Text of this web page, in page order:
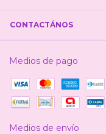
CONTACTÁNOS
Medios de pago
Medios de envío